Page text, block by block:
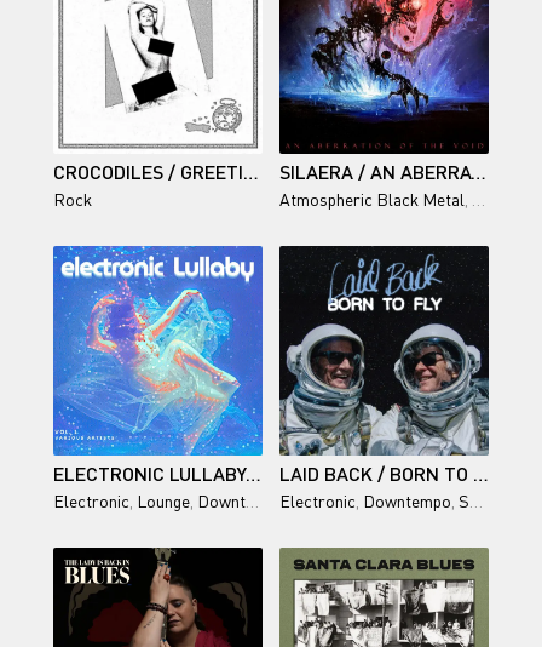
CROCODILES / GREETINGS FROM HELL
Rock
SILAERA / AN ABERRATION OF THE VOID
Atmospheric Black Metal
ELECTRONIC LULLABY, VOL. 1
Electronic Lounge Downtempo ,Chillout
LAID BACK / BORN TO FLY
Electronic Downtempo Synthpop